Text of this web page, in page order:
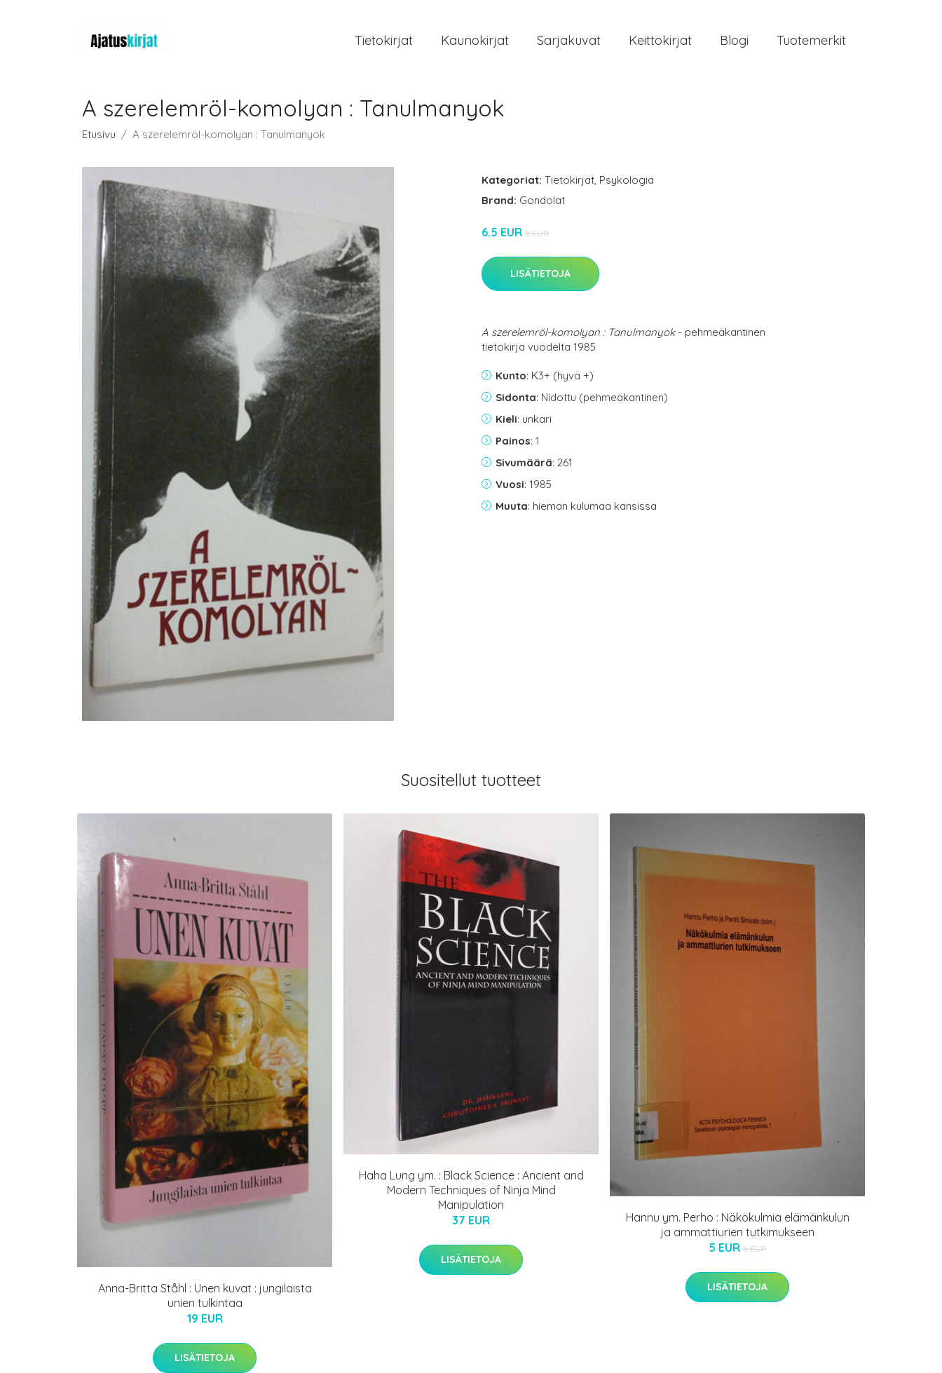
Tietokirjat Kaunokirjat Sarjakuvat Keittokirjat Blogi Tuotemerkit
A szerelemröl-komolyan : Tanulmanyok
Etusivu A szerelemröl-komolyan : Tanulmanyok
Kategoriat: Tietokirjat, Psykologia
Brand: Gondolat
6.5 EUR 8 EUR
LISÄTIETOJA
A szerelemröl-komolyan : Tanulmanyok- pehmeäkantinen
tietokirja vuodelta 1985
Kunto: K3+ (hyvä +)
Sidonta: Nidottu (pehmeäkantinen)
Kieli: unkari
Painos: 1
Sivumäärä: 261
Vuosi: 1985
Muuta: hieman kulumaa kansissa
Suositellut tuotteet
Anna-Britta Ståhl : Unen kuvat : jungilaista
unien tulkintaa
19 EUR
LISÄTIETOJA
Haha Lung ym. : Black Science : Ancient and
Modern Techniques of Ninja Mind
Manipulation
37 EUR
LISÄTIETOJA
Hannu ym. Perho : Näkökulmia elämänkulun
ja ammattiurien tutkimukseen
5 EUR 6 EUR
LISÄTIETOJA